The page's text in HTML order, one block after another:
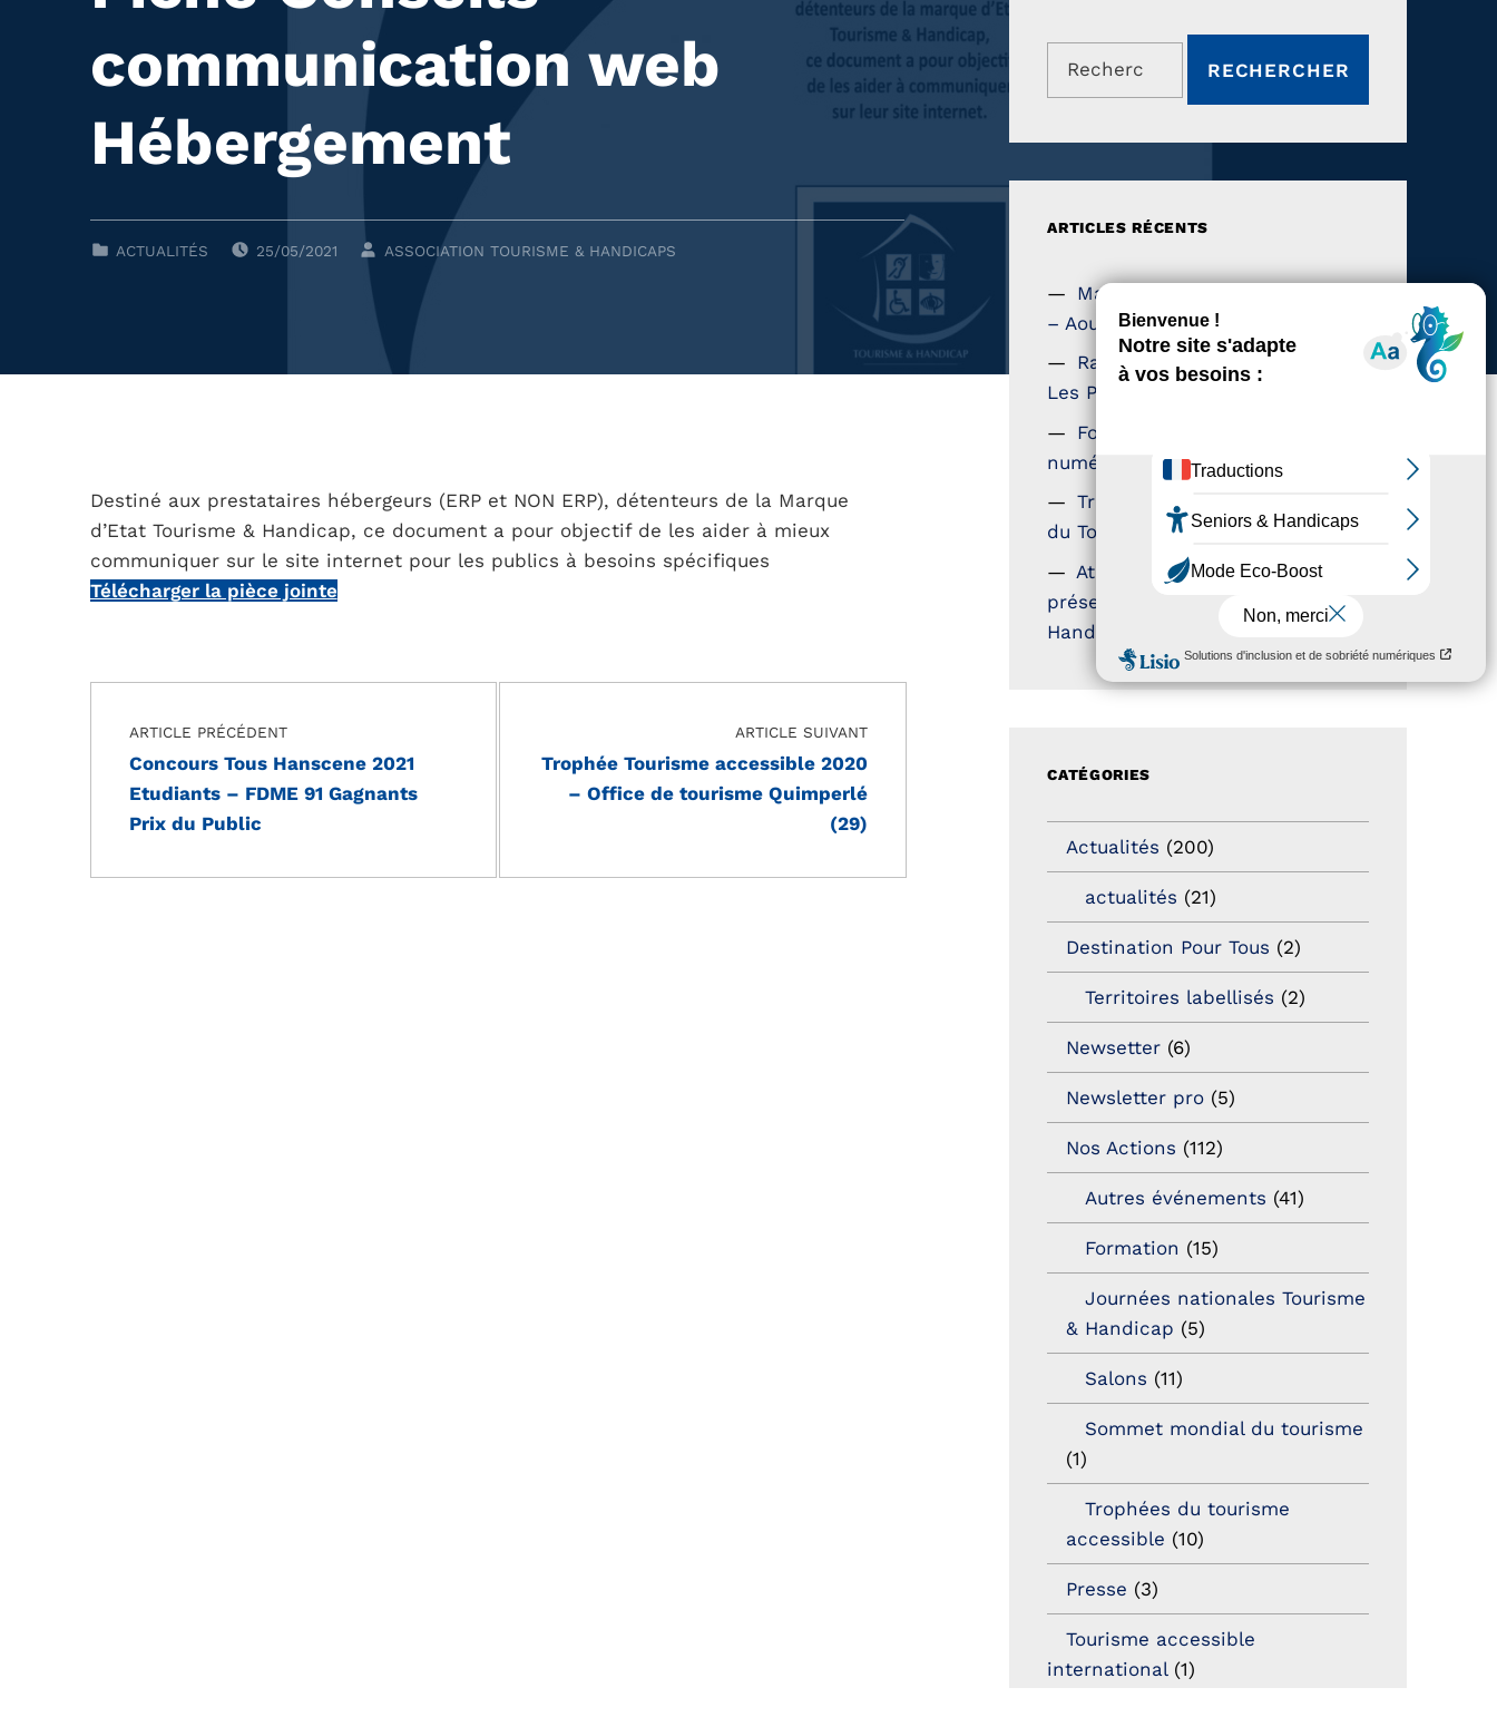
communication web
Hébergement
ACTUALITÉS 25/05/2021
WRITTEN BY:
ASSOCIATION TOURISME & HANDICAPS
Destiné aux prestataires hébergeurs (ERP et NON ERP), détenteurs de la Marque
d’Etat Tourisme & Handicap, ce document a pour objectif de les aider à mieux
communiquer sur le site internet pour les publics à besoins spécifiques
Télécharger la pièce jointe
Skip back to main navigation
Navigation de l’article
ARTICLE PRÉCÉDENT
Concours Tous Hanscene 2021
Etudiants – FDME 91 Gagnants
Prix du Public
ARTICLE SUIVANT
Trophée Tourisme accessible 2020
– Office de tourisme Quimperlé
(29)
Rechercher :
ARTICLES RÉCENTS
Magazine Tourisme Accessible
– Aout 2026
Rallye Aicha des Gazelles –
Les Petillantes
Formation Communication
numérique
Trophées Horizons – Acteurs
du Tourisme Durable
Atout France – flyer
présentation label Tourisme &
Handicap
CATÉGORIES
Actualités (200)
actualités (21)
Destination Pour Tous (2)
Territoires labellisés (2)
Newsetter (6)
Newsletter pro (5)
Nos Actions (112)
Autres événements (41)
Formation (15)
Journées nationales Tourisme
& Handicap (5)
Salons (11)
Sommet mondial du tourisme
(1)
Trophées du tourisme
accessible (10)
Presse (3)
Tourisme accessible
international(1)